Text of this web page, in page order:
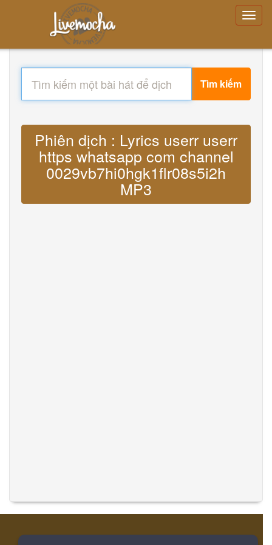
Tìm kiếm
Phiên dịch : Lyrics userr userr
https whatsapp com channel
0029vb7hi0hgk1flr08s5i2h
MP3